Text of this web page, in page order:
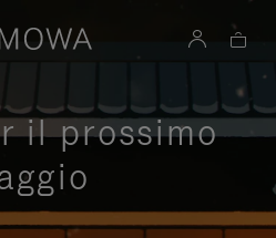
il prossimo